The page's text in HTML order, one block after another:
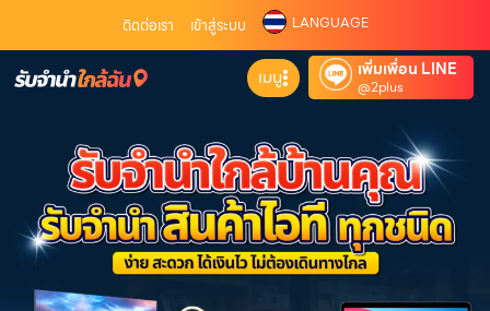
ติดต่อเรา เข้าสู่ระบบ LANGUAGE
เมนู เพิ่มเพื่อน LINE
@2plus